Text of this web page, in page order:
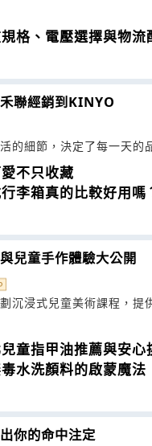
格、電壓選擇與物流
聯經銷到KINYO
的細節，決定了每一天的
不只收藏
李箱真的比較好用嗎
兒童手作體驗大公開
沉浸式兒童美術課程，提
童指甲油推薦與安心
水洗顏料的啟蒙魔法
你的命中注定